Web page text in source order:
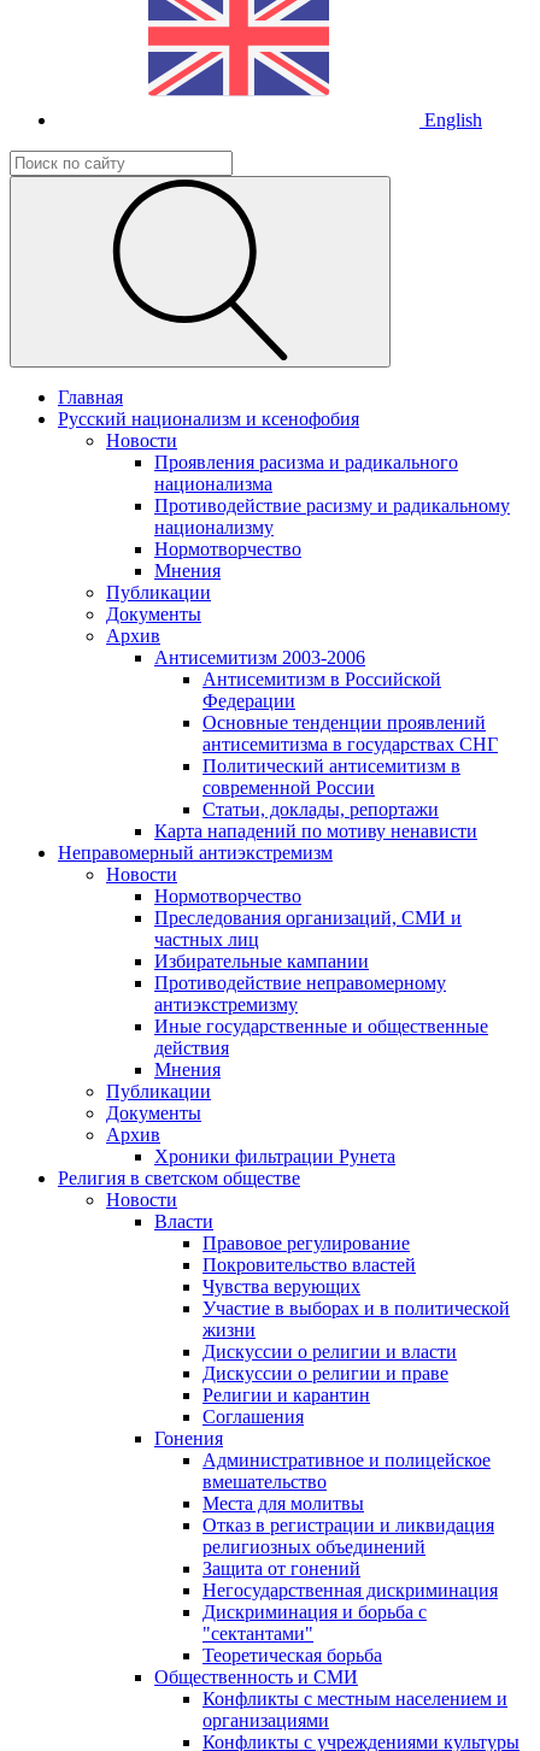
English
Главная
Русский национализм и ксенофобия
Новости
Проявления расизма и радикального
национализма
Противодействие расизму и радикальному
национализму
Нормотворчество
Мнения
Публикации
Документы
Архив
Антисемитизм 2003-2006
Антисемитизм в Российской
Федерации
Основные тенденции проявлений
антисемитизма в государствах СНГ
Политический антисемитизм в
современной России
Статьи, доклады, репортажи
Карта нападений по мотиву ненависти
Неправомерный антиэкстремизм
Новости
Нормотворчество
Преследования организаций, СМИ и
частных лиц
Избирательные кампании
Противодействие неправомерному
антиэкстремизму
Иные государственные и общественные
действия
Мнения
Публикации
Документы
Архив
Хроники фильтрации Рунета
Религия в светском обществе
Новости
Власти
Правовое регулирование
Покровительство властей
Чувства верующих
Участие в выборах и в политической
жизни
Дискуссии о религии и власти
Дискуссии о религии и праве
Религии и карантин
Соглашения
Гонения
Административное и полицейское
вмешательство
Места для молитвы
Отказ в регистрации и ликвидация
религиозных объединений
Защита от гонений
Негосударственная дискриминация
Дискриминация и борьба с
"сектантами"
Теоретическая борьба
Общественность и СМИ
Конфликты с местным населением и
организациями
Конфликты с учреждениями культуры